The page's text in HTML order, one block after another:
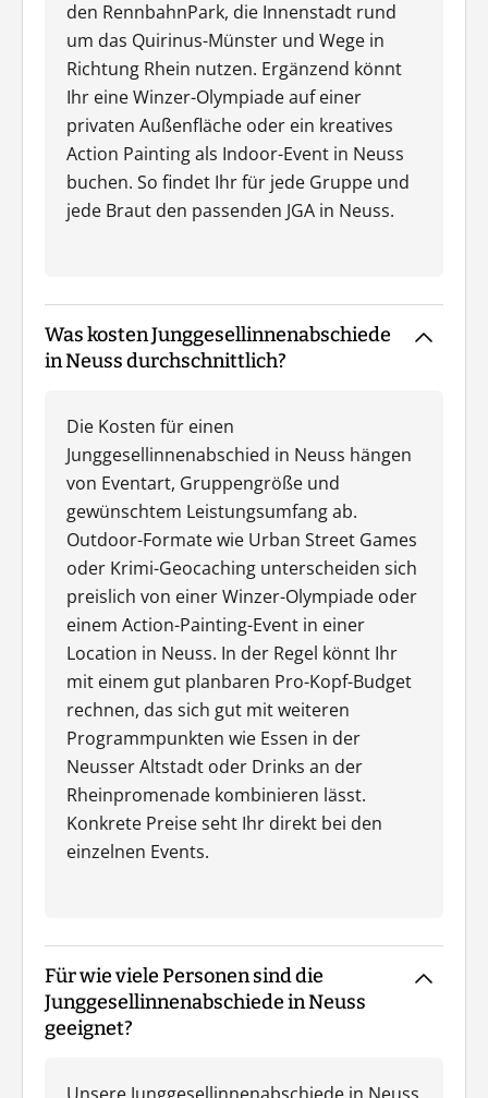
den RennbahnPark, die Innenstadt rund
um das Quirinus-Münster und Wege in
Richtung Rhein nutzen. Ergänzend könnt
Ihr eine Winzer-Olympiade auf einer
privaten Außenfläche oder ein kreatives
Action Painting als Indoor-Event in Neuss
buchen. So findet Ihr für jede Gruppe und
jede Braut den passenden JGA in Neuss.
Was kosten Junggesellinnenabschiede
in Neuss durchschnittlich?
Die Kosten für einen
Junggesellinnenabschied in Neuss hängen
von Eventart, Gruppengröße und
gewünschtem Leistungsumfang ab.
Outdoor-Formate wie Urban Street Games
oder Krimi-Geocaching unterscheiden sich
preislich von einer Winzer-Olympiade oder
einem Action-Painting-Event in einer
Location in Neuss. In der Regel könnt Ihr
mit einem gut planbaren Pro-Kopf-Budget
rechnen, das sich gut mit weiteren
Programmpunkten wie Essen in der
Neusser Altstadt oder Drinks an der
Rheinpromenade kombinieren lässt.
Konkrete Preise seht Ihr direkt bei den
einzelnen Events.
Für wie viele Personen sind die
Junggesellinnenabschiede in Neuss
geeignet?